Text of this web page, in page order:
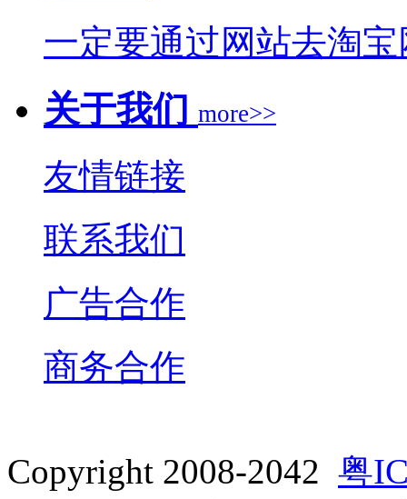
一定要通过网站去淘
关于我们 more>>
友情链接
联系我们
广告合作
商务合作
Copyright 2008-2042 粤